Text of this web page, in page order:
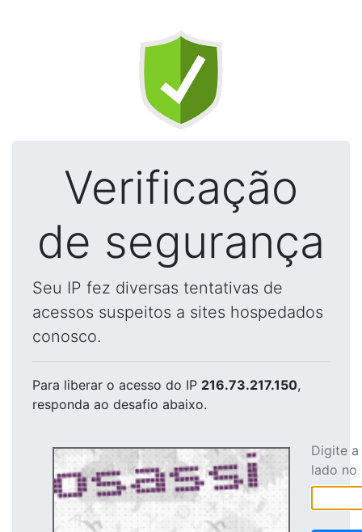
Verificação
de segurança
Seu IP fez diversas tentativas de
acessos suspeitos a sites hospedados
conosco.
Para liberar o acesso do IP 216.73.217.150,
responda ao desafio abaixo.
Digite
lado no